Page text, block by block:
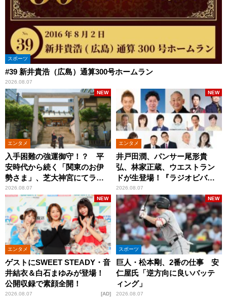
スポーツ
#39 新井貴浩（広島）通算300号ホームラン
2026.08.07
エンタメ
入手困難の強運御守！？ 平
安時代から続く「関東のお伊
勢さま」、芝大神宮にてラン
パンプスが合格祈願！
2026.08.07
NEW
エンタメ
井戸田潤、パンサー尾形貴
弘、林家正蔵、ウエストラン
ドが生登場！『ラジオビバリ
ー昼ズ』
2026.08.07
NEW
エンタメ
ゲストにSWEET STEADY・音
井結衣＆白石まゆみが登場！
公開収録で素顔全開！
2026.08.07
NEW
AD
スポーツ
巨人・松本剛、2番の仕事 安
仁屋氏「逆方向に良いバッテ
ィング」
2026.08.07
NEW